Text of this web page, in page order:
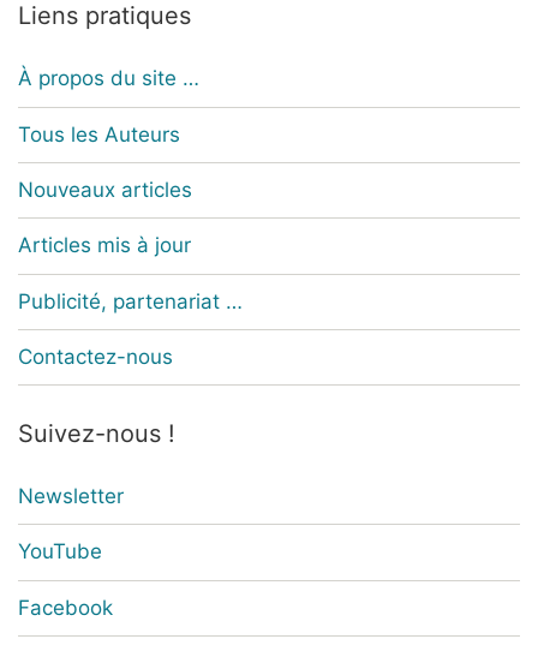
Liens pratiques
À propos du site …
Tous les Auteurs
Nouveaux articles
Articles mis à jour
Publicité, partenariat …
Contactez-nous
Suivez-nous !
Newsletter
YouTube
Facebook